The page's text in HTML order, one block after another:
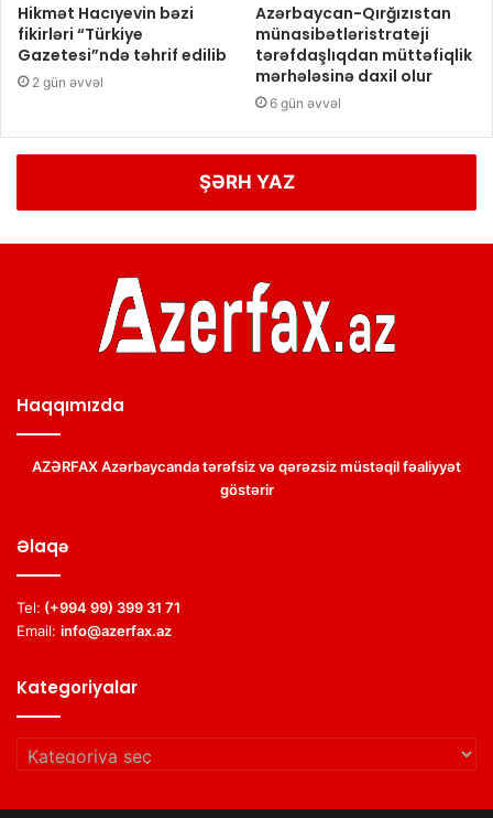
Hikmət Hacıyevin bəzi
fikirləri “Türkiye
Gazetesi”ndə təhrif edilib
2 gün əvvəl
Azərbaycan-Qırğızıstan
münasibətləristrateji
tərəfdaşlıqdan müttəfiqlik
mərhələsinə daxil olur
6 gün əvvəl
ŞƏRH YAZ
Haqqımızda
AZƏRFAX Azərbaycanda tərəfsiz və qərəzsiz müstəqil fəaliyyət
göstərir
Əlaqə
Tel: (+994 99) 399 31 71
Email: info@azerfax.az
Kategoriyalar
Kategoriyalar